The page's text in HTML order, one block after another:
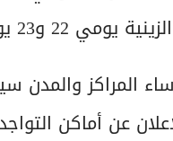
ومدينة الطود يومي 24 و25 يونيو.
المراكز والمدن
عن أماكن